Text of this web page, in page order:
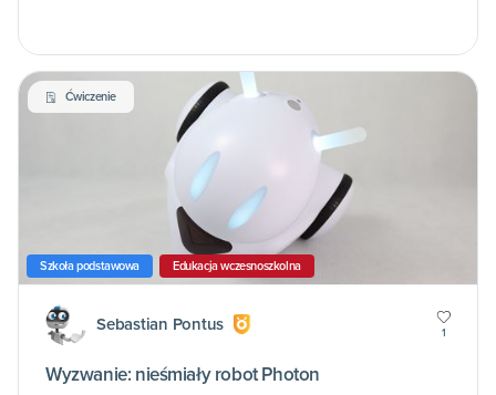
Ćwiczenie
Szkoła podstawowa Edukacja wczesnoszkolna
Sebastian Pontus 1
Wyzwanie: nieśmiały robot Photon